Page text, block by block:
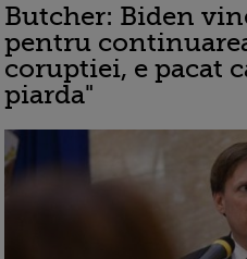
Butcher: Biden
pentru
coruptiei, e pacat
piarda"